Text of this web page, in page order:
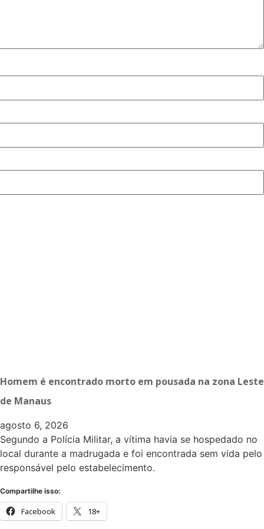
Homem é encontrado morto em pousada na zona Leste
de Manaus
agosto 6, 2026
Segundo a Polícia Militar, a vítima havia se hospedado no
local durante a madrugada e foi encontrada sem vida pelo
responsável pelo estabelecimento.
Compartilhe isso:
Facebook 18+